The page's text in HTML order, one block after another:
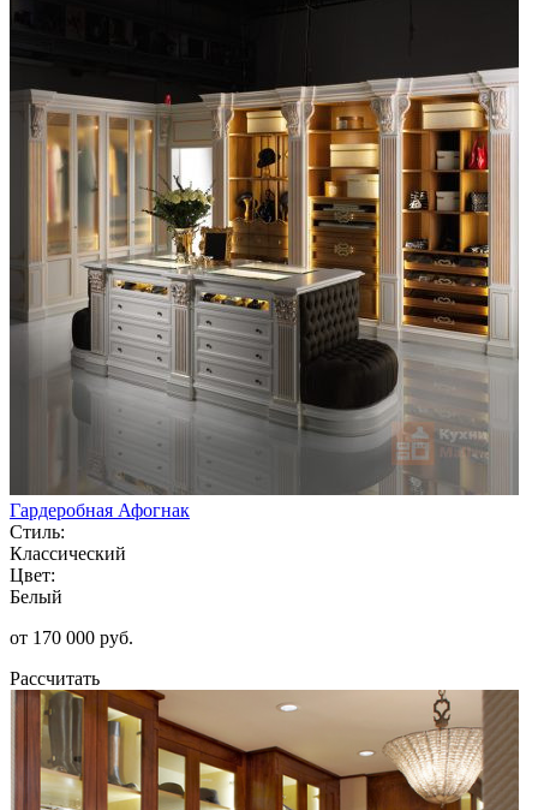
Гардеробная Афогнак
Стиль:
Классический
Цвет:
Белый
от 170 000 руб.
Рассчитать